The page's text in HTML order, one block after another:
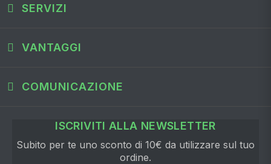
SERVIZI
VANTAGGI
COMUNICAZIONE
ISCRIVITI ALLA NEWSLETTER
Subito per te uno sconto di 10€ da utilizzare sul tuo
ordine.